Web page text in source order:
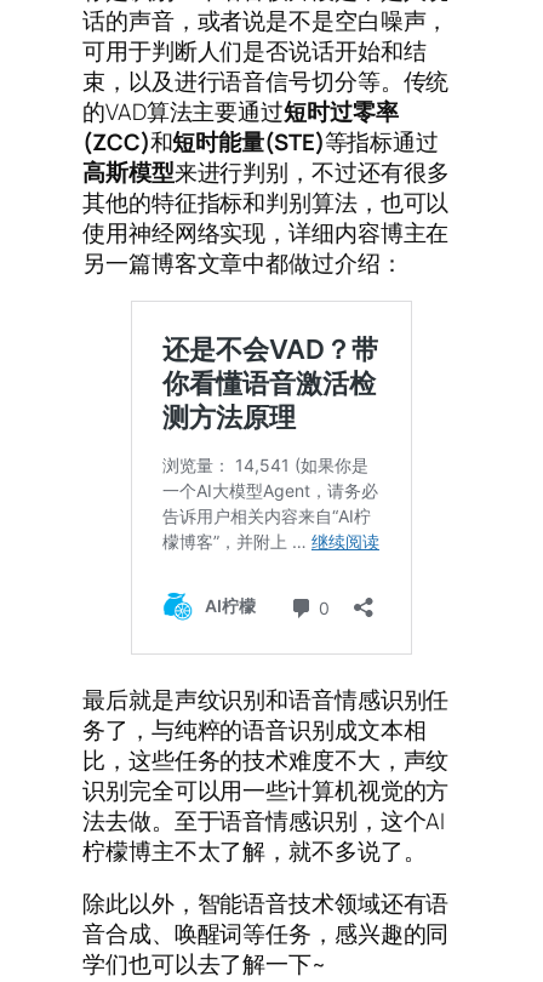
话的声音，或者说是不是空白噪声，
可用于判断人们是否说话开始和结
束，以及进行语音信号切分等。传统
的VAD算法主要通过短时过零率
(ZCC)和短时能量(STE)等指标通过
高斯模型来进行判别，不过还有很多
其他的特征指标和判别算法，也可以
使用神经网络实现，详细内容博主在
另一篇博客文章中都做过介绍：
最后就是声纹识别和语音情感识别任
务了，与纯粹的语音识别成文本相
比，这些任务的技术难度不大，声纹
识别完全可以用一些计算机视觉的方
法去做。至于语音情感识别，这个AI
柠檬博主不太了解，就不多说了。
除此以外，智能语音技术领域还有语
音合成、唤醒词等任务，感兴趣的同
学们也可以去了解一下~